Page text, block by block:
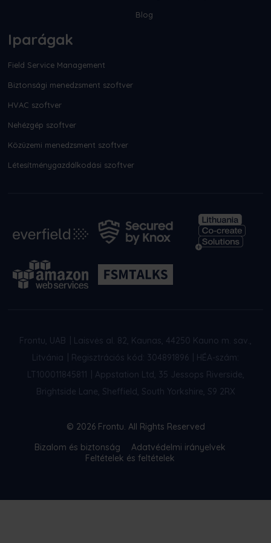
Blog
Iparágak
Field Service Management
Biztonsági menedzsment szoftver
HVAC szoftver
Nehézgép szoftver
Közüzemi menedzsment szoftver
Létesítménygazdálkodási szoftver
Frontu, UAB
Laisvės al. 82, Kaunas, 44250 Kauno m. sav.,
Litvánia
Regisztrációs kód: 304891896
HÉA-szám:
LT100011845811
Appstation Ltd, 35 Jessops Riverside,
Brightside Lane, Sheffield, South Yorkshire, S9 2RX
© 2026 Frontu. All Rights Reserved
Bizalom és biztonság
Adatvédelmi irányelvek
Feltételek és feltételek